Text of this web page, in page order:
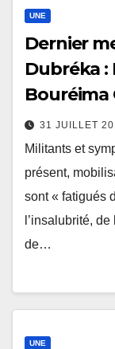
UNE
Dernier
Dubréka
Bouréima
31 JUILLET
Militants et
présent,
sont « fatigués
l’insalubrité,
de…
UNE